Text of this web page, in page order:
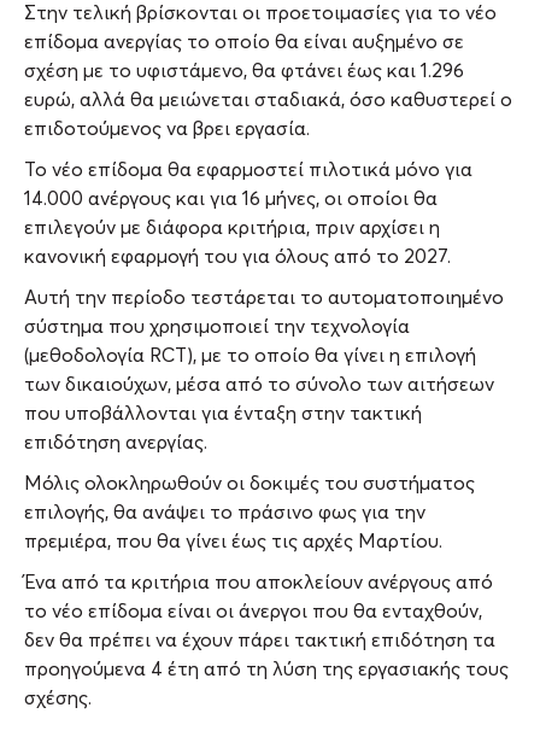
Στην τελική βρίσκονται οι προετοιμασίες για το νέο
επίδομα ανεργίας το οποίο θα είναι αυξημένο σε
σχέση με το υφιστάμενο, θα φτάνει έως και 1.296
ευρώ, αλλά θα μειώνεται σταδιακά, όσο καθυστερεί ο
επιδοτούμενος να βρει εργασία.
Το νέο επίδομα θα εφαρμοστεί πιλοτικά μόνο για
14.000 ανέργους και για 16 μήνες, οι οποίοι θα
επιλεγούν με διάφορα κριτήρια, πριν αρχίσει η
κανονική εφαρμογή του για όλους από το 2027.
Αυτή την περίοδο τεστάρεται το αυτοματοποιημένο
σύστημα που χρησιμοποιεί την τεχνολογία
(μεθοδολογία RCT), με το οποίο θα γίνει η επιλογή
των δικαιούχων, μέσα από το σύνολο των αιτήσεων
που υποβάλλονται για ένταξη στην τακτική
επιδότηση ανεργίας.
Μόλις ολοκληρωθούν οι δοκιμές του συστήματος
επιλογής, θα ανάψει το πράσινο φως για την
πρεμιέρα, που θα γίνει έως τις αρχές Μαρτίου.
Ένα από τα κριτήρια που αποκλείουν ανέργους από
το νέο επίδομα είναι οι άνεργοι που θα ενταχθούν,
δεν θα πρέπει να έχουν πάρει τακτική επιδότηση τα
προηγούμενα 4 έτη από τη λύση της εργασιακής τους
σχέσης.